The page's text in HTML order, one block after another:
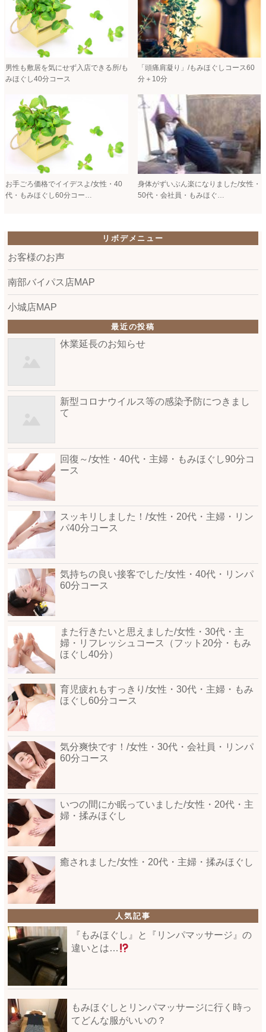
男性も敷居を気にせず入店できる所/も
みほぐし40分コース
「頭痛肩凝り」/もみほぐしコース60
分＋10分
お手ごろ価格でイイデスよ/女性・40
代・もみほぐし60分コー…
身体がずいぶん楽になりました/女性・
50代・会社員・もみほぐ…
リボデメニュー
お客様のお声
南部バイパス店MAP
小城店MAP
最近の投稿
休業延長のお知らせ
新型コロナウイルス等の感染予防につきまし
て
回復～/女性・40代・主婦・もみほぐし90分コ
ース
スッキリしました！/女性・20代・主婦・リン
パ40分コース
気持ちの良い接客でした/女性・40代・リンパ
60分コース
また行きたいと思えました/女性・30代・主
婦・リフレッシュコース（フット20分・もみ
ほぐし40分）
育児疲れもすっきり/女性・30代・主婦・もみ
ほぐし60分コース
気分爽快です！/女性・30代・会社員・リンパ
60分コース
いつの間にか眠っていました/女性・20代・主
婦・揉みほぐし
癒されました/女性・20代・主婦・揉みほぐし
人気記事
『もみほぐし』と『リンパマッサージ』の
違いとは…
もみほぐしとリンパマッサージに行く時っ
てどんな服がいいの？